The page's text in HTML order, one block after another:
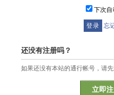
下次自
忘
还没有注册吗？
如果还没有本站的通行帐号，请
立即